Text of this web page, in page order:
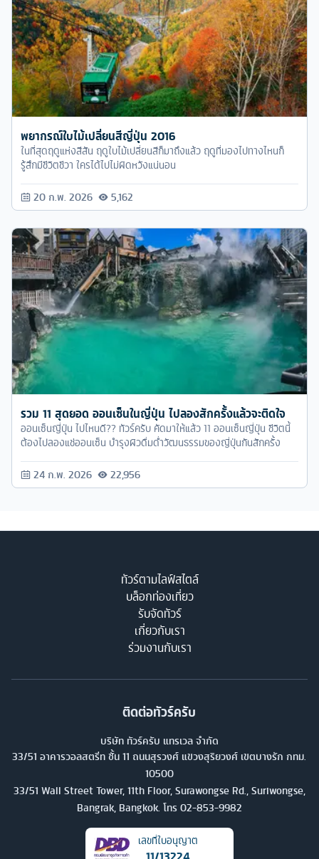
พยากรณ์ใบไม้เปลี่ยนสีญี่ปุ่น 2016
ในที่สุดฤดูแห่งสีสัน ฤดูใบไม้เปลี่ยนสีก็มาถึงแล้ว ฤดูที่มองไปทางไหนก็
รู้สึกมีชีวิตชีวา ใครได้ไปไม่ผิดหวังแน่นอน
20 ก.พ. 2026 5,162
รวม 11 สุดยอด ออนเซ็นในญี่ปุ่น ไปลองสักครั้งแล้วจะติดใจ
ออนเซ็นญี่ปุ่น ไปไหนดี?? ทัวร์ครับ คัดมาให้แล้ว 11 ออนเซ็นญี่ปุ่น ชีวิตนี้
ต้องไปลองแช่ออนเซ็น บำรุงผิวดื่มด่ำวัฒนธรรมของญี่ปุ่นกันสักครั้ง
24 ก.พ. 2026 22,956
ทัวร์ตามไลฟ์สไตล์
บล็อกท่องเที่ยว
รับจัดทัวร์
เกี่ยวกับเรา
ร่วมงานกับเรา
ติดต่อทัวร์ครับ
บริษัท ทัวร์ครับ แทรเวล จำกัด
33/51 อาคารวอลสตรีท ชั้น 11 ถนนสุรวงศ์ แขวงสุริยวงศ์ เขตบางรัก กทม.
10500
33/51 Wall Street Tower, 11th Floor, Surawongse Rd., Suriwongse,
Bangrak, Bangkok. โทร 02-853-9982
เลขที่ใบอนุญาต